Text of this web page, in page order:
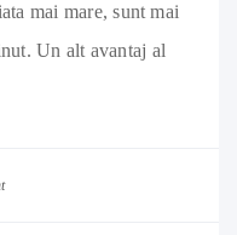
mai mare, sunt mai
Un alt avantaj al